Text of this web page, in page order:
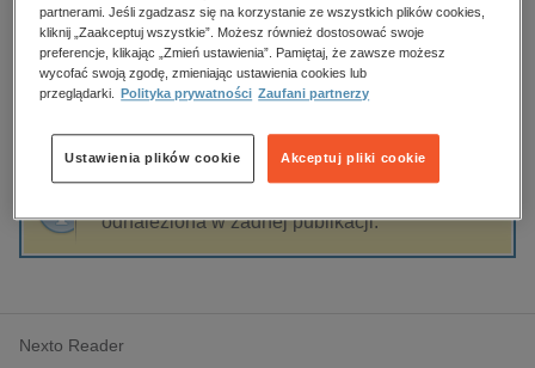
budownictwo, aranżacja wnętrz
biznesowe, branżowe, gospodarka
dzienniki
edukacja
hobby, sport, rozrywka
komputery, internet, technologie, informatyka
polityka, społeczno-informacyjne
Agata Grabowska
Sortowanie Filtrowanie
odnaleziona w żadnej publikacji.
Nexto Reader
partnerami. Jeśli zgadzasz się na korzystanie ze wszystkich plików cookies,
kliknij „Zaakceptuj wszystkie”. Możesz również dostosować swoje
preferencje, klikając „Zmień ustawienia”. Pamiętaj, że zawsze możesz
wycofać swoją zgodę, zmieniając ustawienia cookies lub
przeglądarki.
Polityka prywatności Zaufani partnerzy
Akceptuj pliki cookie
Ustawienia plików cookie